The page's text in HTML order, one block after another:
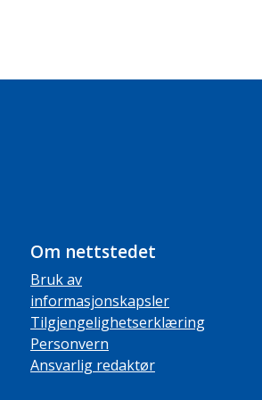
Om nettstedet
Bruk av
informasjonskapsler
Tilgjengelighetserklæring
Personvern
Ansvarlig redaktør